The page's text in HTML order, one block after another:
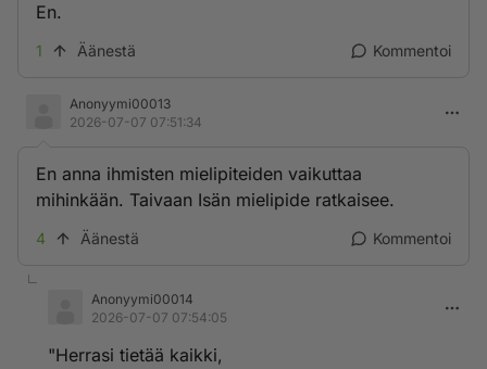
En.
1 Äänestä Kommentoi
Anonyymi00013
2026-07-07 07:51:34
En anna ihmisten mielipiteiden vaikuttaa
mihinkään. Taivaan Isän mielipide ratkaisee.
4 Äänestä Kommentoi
Anonyymi00014
2026-07-07 07:54:05
"Herrasi tietää kaikki,